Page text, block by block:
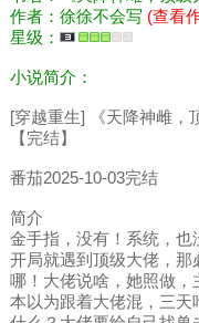
作者：徐徐不会写 (查看
星级：
小说简介：
[穿越重生] 《天降神雌，
【完结】
番茄2025-10-03完结
简介
金手指，没有！系统，也
开局就遇到顶级大佬，
哪！大佬说啥，她照做，
本以为跟着大佬混，三天